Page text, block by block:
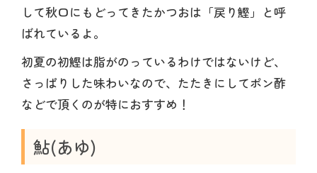
して秋口にもどってきたかつおは「戻り鰹」と呼
ばれているよ。
初夏の初鰹は脂がのっているわけではないけど、
さっぱりした味わいなので、たたきにしてポン酢
などで頂くのが特におすすめ！
鮎(あゆ)